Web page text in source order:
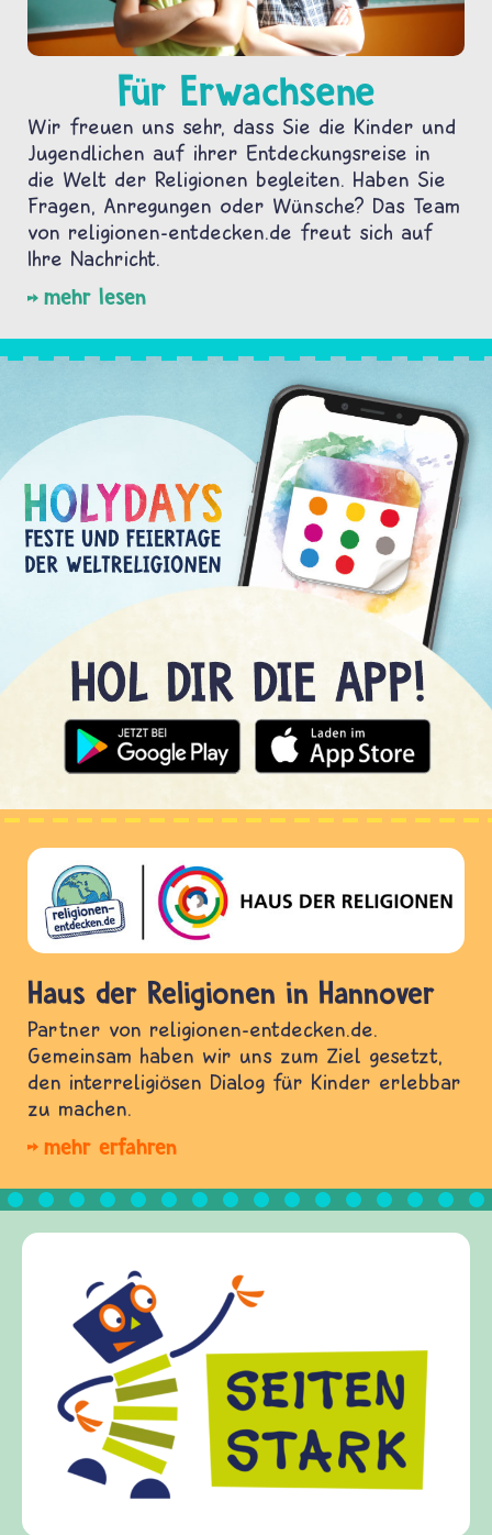
Für Erwachsene
Wir freuen uns sehr, dass Sie die Kinder und
Jugendlichen auf ihrer Entdeckungsreise in
die Welt der Religionen begleiten. Haben Sie
Fragen, Anregungen oder Wünsche? Das Team
von religionen-entdecken.de freut sich auf
Ihre Nachricht.
mehr lesen
Haus der Religionen in Hannover
Partner von religionen-entdecken.de.
Gemeinsam haben wir uns zum Ziel gesetzt,
den interreligiösen Dialog für Kinder erlebbar
zu machen.
mehr erfahren
frieden-
Kinder,
Fragen von
Gewalt
diesem
fragen.de